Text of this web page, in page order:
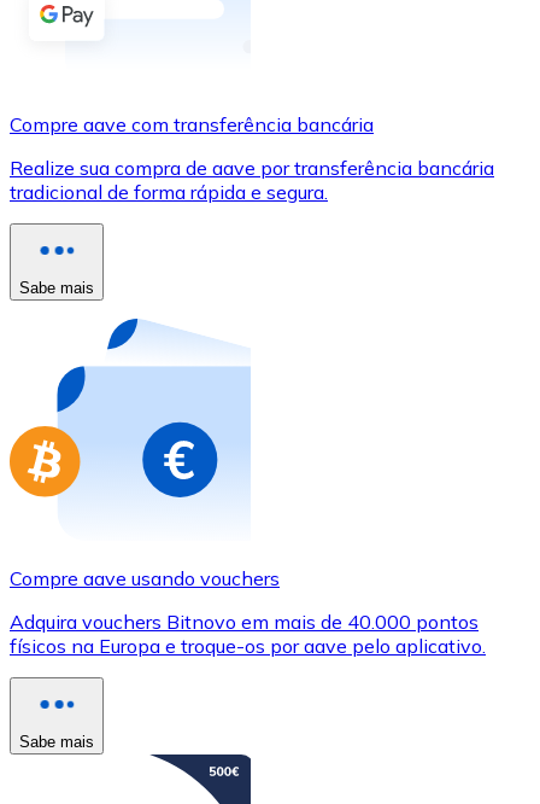
Transferência SEPA
Use cartões Visa e Mastercard para comprar
Comprar com cartão
Compre cartões-presente das suas marcas favoritas
Ir para a loja de cartões-presente
Compre aave com transferência bancária
Realize sua compra de aave por transferência bancária
tradicional de forma rápida e segura.
Sabe mais
Compre aave usando vouchers
Adquira vouchers Bitnovo em mais de 40.000 pontos
físicos na Europa e troque-os por aave pelo aplicativo.
Sabe mais